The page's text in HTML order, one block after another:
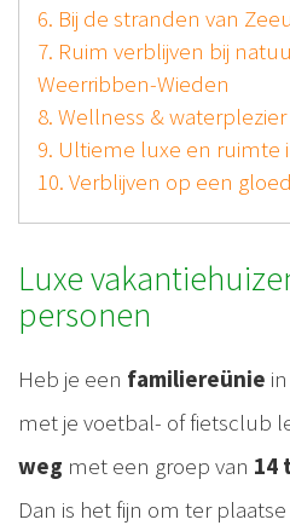
6. Bij de stranden van
7. Ruim verblijven bij
Weerribben-Wieden
8. Wellness &
9. Ultieme luxe en ruimte
10. Verblijven op een
Luxe
personen
Heb je een familiereünie
met je voetbal- of fietsclub
weg met een groep van 14
Dan is het fijn om ter